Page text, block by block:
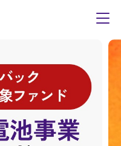
バンカーズ) |